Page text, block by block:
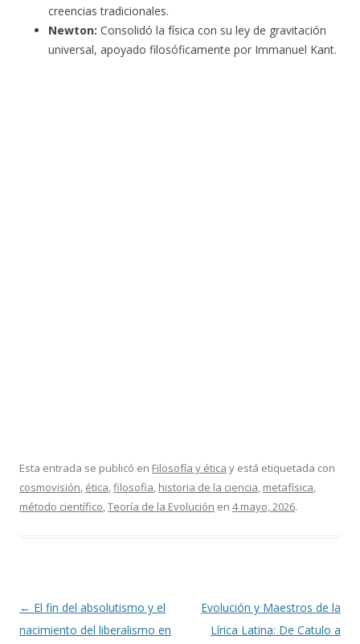
creencias tradicionales.
Newton: Consolidó la física con su ley de gravitación
universal, apoyado filosóficamente por Immanuel Kant.
Esta entrada se publicó en Filosofía y ética y está etiquetada con
cosmovisión, ética,filosofia, historia de la ciencia, metafísica,
método científico,Teoría de la Evolución en 4 mayo, 2026.
Navegación
de
← El fin del absolutismo y el
nacimiento del liberalismo en
Evolución y Maestros de la
Lírica Latina: De Catulo a